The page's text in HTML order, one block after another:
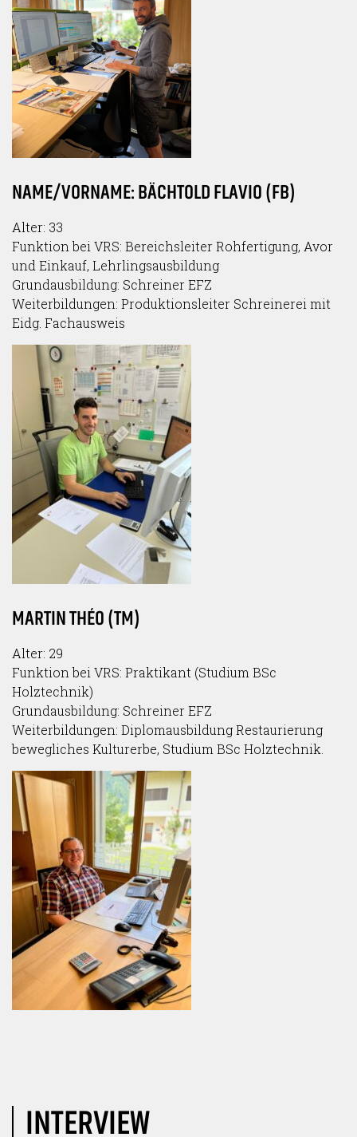
NAME/VORNAME: BÄCHTOLD FLAVIO (FB)
Alter: 33
Funktion bei VRS: Bereichsleiter Rohfertigung, Avor
und Einkauf, Lehrlingsausbildung
Grundausbildung: Schreiner EFZ
Weiterbildungen: Produktionsleiter Schreinerei mit
Eidg. Fachausweis
MARTIN THÉO (TM)
Alter: 29
Funktion bei VRS: Praktikant (Studium BSc
Holztechnik)
Grundausbildung: Schreiner EFZ
Weiterbildungen: Diplomausbildung Restaurierung
bewegliches Kulturerbe, Studium BSc Holztechnik.
INTERVIEW